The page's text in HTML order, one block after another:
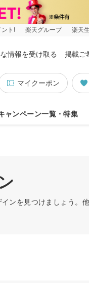
ント! 楽天グループ 楽天
情報を受け取る 掲載ご
マイクーポン
ャンペーン一覧・特集
ンを見つけましょう。